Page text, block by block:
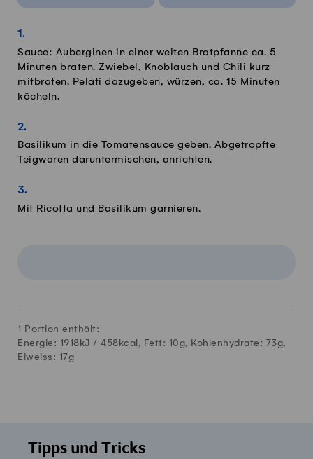
Sauce: Auberginen in einer weiten Bratpfanne ca. 5
Minuten braten. Zwiebel, Knoblauch und Chili kurz
mitbraten. Pelati dazugeben, würzen, ca. 15 Minuten
köcheln.
Basilikum in die Tomatensauce geben. Abgetropfte
Teigwaren daruntermischen, anrichten.
Mit Ricotta und Basilikum garnieren.
1 Portion enthält:
Energie: 1918kJ / 458 kcal, Fett: 10g, Kohlenhydrate: 73g,
Eiweiss: 17g
Tipps und Tricks